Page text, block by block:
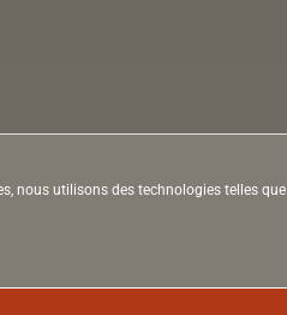
nous utilisons des technologies telles